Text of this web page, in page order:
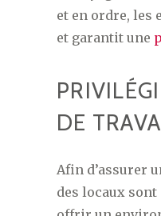
et en ordre, les
et garantit une
DE
Afin d’assurer
des locaux